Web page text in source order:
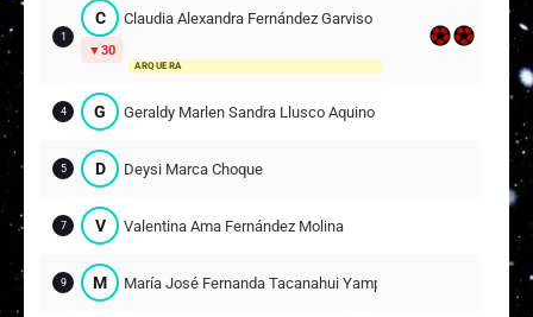
1
C Claudia Alexandra Fernández Garviso
30
ARQUERA
4 G Geraldy Marlen Sandra Llusco Aquino
5 D Deysi Marca Choque
7 V Valentina Ama Fernández Molina
9 M María José Fernanda Tacanahui Yampara